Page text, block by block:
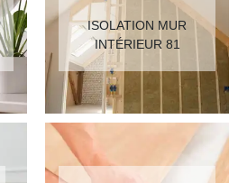
ISOLATION MUR
INTÉRIEUR 81